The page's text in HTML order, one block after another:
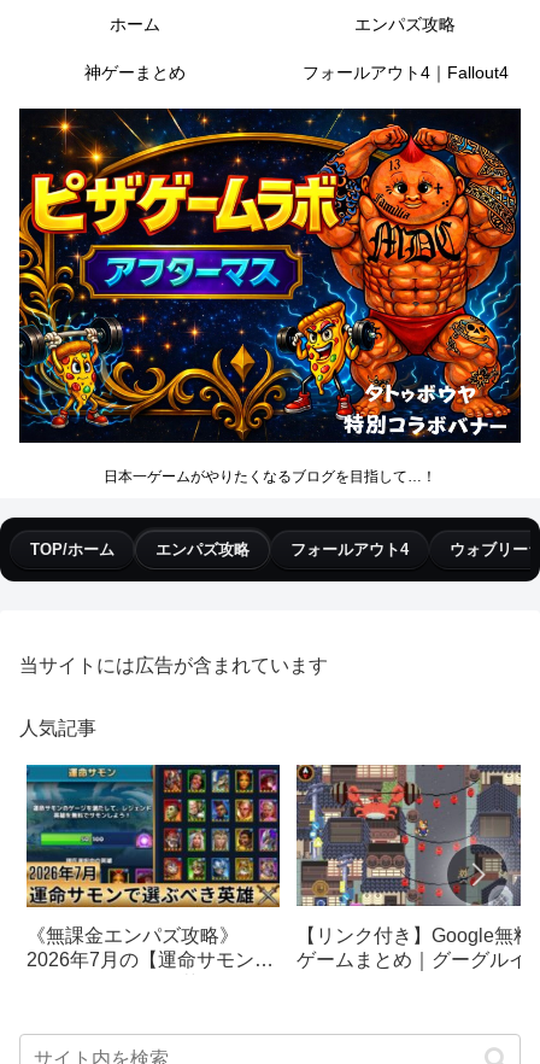
日本一ゲームがやりたくなるブログを目指して…！
ホーム エンパズ攻略
神ゲーまとめ フォールアウト4｜Fallout4
TOP/ホーム エンパズ攻略 フォールアウト4 ウォブリー
当サイトには広告が含まれています
人気記事
《無課金エンパズ攻略》
2026年7月の【運命サモン】
【リンク付き】Google無料
ゲームまとめ｜グーグルイ
クetc…